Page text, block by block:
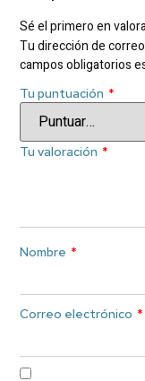
Sé el primero en
Tu dirección de
campos obligatorios
Tu puntuación *
Tu valoración *
Nombre *
Correo electrónico *